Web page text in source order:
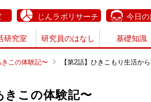
じんラボリサーチ 今日
研究室 研究員のはなし 基礎知識
この体験記〜 【第2話】ひきこもり生活か
この体験記〜